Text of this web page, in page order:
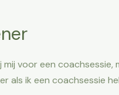
mij voor een
als ik een coachsessie